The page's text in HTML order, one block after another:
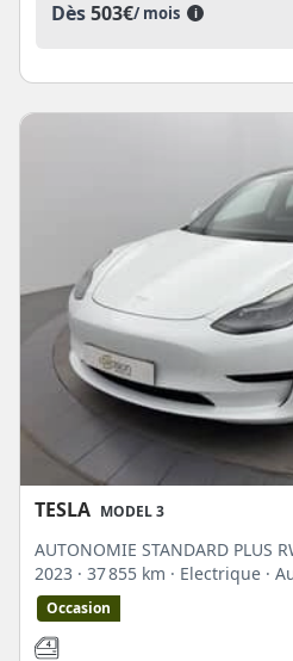
Dès503€/ mois i
TESLA MODEL 3
AUTONOMIE STANDARD PLUS
2023 · 37 855 km · Electrique ·
Occasion